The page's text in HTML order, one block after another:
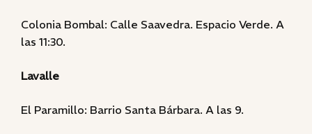
Colonia Bombal: Calle Saavedra. Espacio Verde. A
las 11:30.
Lavalle
El Paramillo: Barrio Santa Bárbara. A las 9.